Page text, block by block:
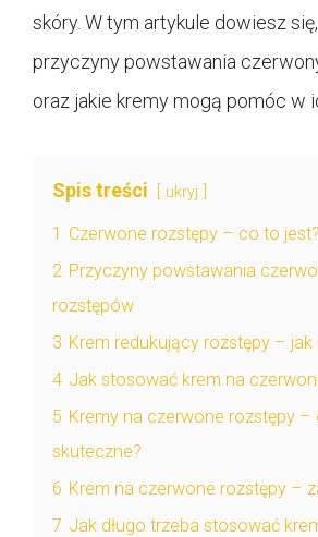
skóry. W tym artykule dowiesz
przyczyny powstawania
oraz jakie kremy mogą pomóc w
Spis treści ukryj
1 Czerwone rozstępy – co to jest?
2 Przyczyny powstawania
rozstępów
3 Krem redukujący rozstępy – jak
4 Jak stosować krem na
5 Kremy na czerwone rozstępy –
skuteczne?
6 Krem na czerwone rozstępy –
7 Jak długo trzeba stosować